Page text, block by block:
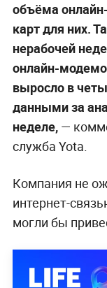
объёма
карт для них.
нерабочей
онлайн-
выросло в
данными за
неделе, —
служба Yota.
Компания не
интернет-
могли бы